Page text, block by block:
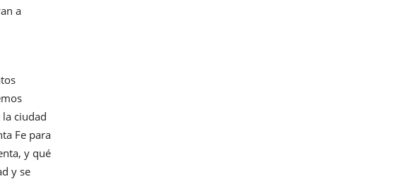
a
ciudad
Fe para
y qué
y se